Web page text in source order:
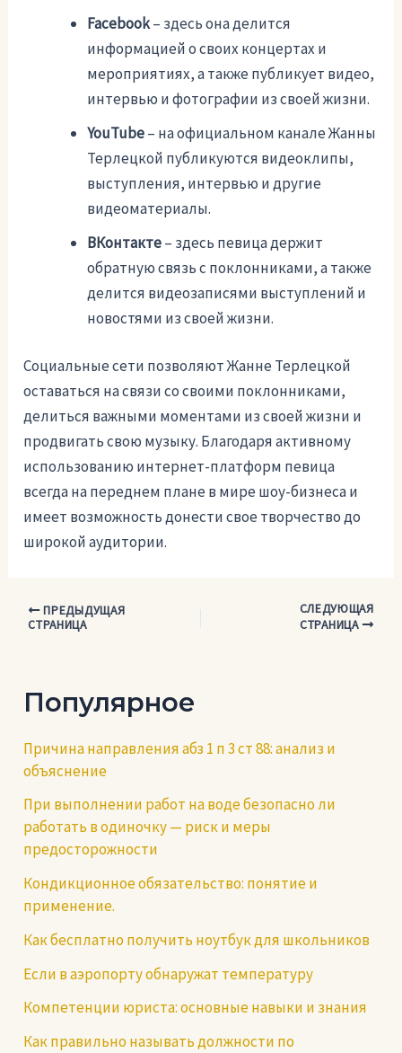
Facebook– здесь она делится
информацией о своих концертах и
мероприятиях, а также публикует видео,
интервью и фотографии из своей жизни.
YouTube– на официальном канале Жанны
Терлецкой публикуются видеоклипы,
выступления, интервью и другие
видеоматериалы.
ВКонтакте– здесь певица держит
обратную связь с поклонниками, а также
делится видеозаписями выступлений и
новостями из своей жизни.
Социальные сети позволяют Жанне Терлецкой
оставаться на связи со своими поклонниками,
делиться важными моментами из своей жизни и
продвигать свою музыку. Благодаря активному
использованию интернет-платформ певица
всегда на переднем плане в мире шоу-бизнеса и
имеет возможность донести свое творчество до
широкой аудитории.
Навигация
ПРЕДЫДУЩАЯ
СТРАНИЦА
СЛЕДУЮЩАЯ
СТРАНИЦА
Популярное
Причина направления абз 1 п 3 ст 88: анализ и
объяснение
При выполнении работ на воде безопасно ли
работать в одиночку — риск и меры
предосторожности
Кондикционное обязательство: понятие и
применение.
Как бесплатно получить ноутбук для школьников
Если в аэропорту обнаружат температуру
Компетенции юриста: основные навыки и знания
Как правильно называть должности по